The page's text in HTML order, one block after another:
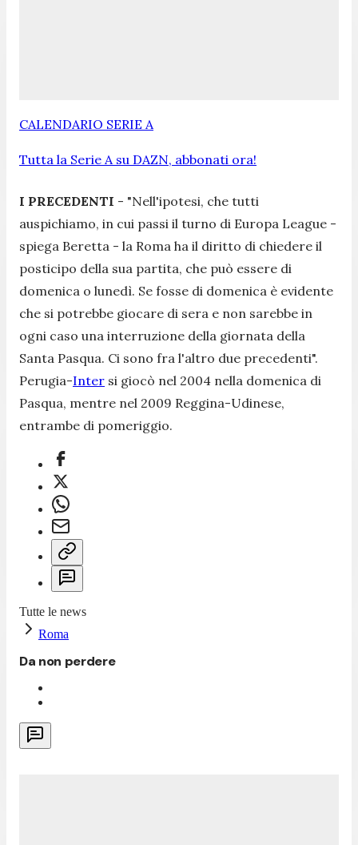
CALENDARIO SERIE A
Tutta la Serie A su DAZN, abbonati ora!
I PRECEDENTI - "Nell'ipotesi, che tutti
auspichiamo, in cui passi il turno di Europa League -
spiega Beretta - la Roma ha il diritto di chiedere il
posticipo della sua partita, che può essere di
domenica o lunedì. Se fosse di domenica è evidente
che si potrebbe giocare di sera e non sarebbe in
ogni caso una interruzione della giornata della
Santa Pasqua. Ci sono fra l'altro due precedenti".
Perugia-Inter si giocò nel 2004 nella domenica di
Pasqua, mentre nel 2009 Reggina-Udinese,
entrambe di pomeriggio.
Tutte le news
Roma
Da non perdere